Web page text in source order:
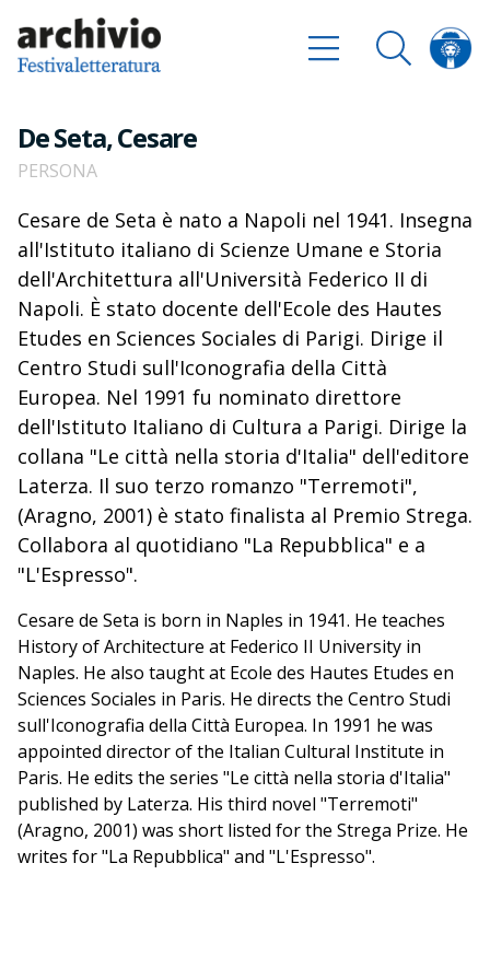
De Seta, Cesare
PERSONA
Cesare de Seta è nato a Napoli nel 1941. Insegna
all'Istituto italiano di Scienze Umane e Storia
dell'Architettura all'Università Federico II di
Napoli. È stato docente dell'Ecole des Hautes
Etudes en Sciences Sociales di Parigi. Dirige il
Centro Studi sull'Iconografia della Città
Europea. Nel 1991 fu nominato direttore
dell'Istituto Italiano di Cultura a Parigi. Dirige la
collana "Le città nella storia d'Italia" dell'editore
Laterza. Il suo terzo romanzo "Terremoti",
(Aragno, 2001) è stato finalista al Premio Strega.
Collabora al quotidiano "La Repubblica" e a
"L'Espresso".
Cesare de Seta is born in Naples in 1941. He teaches
History of Architecture at Federico II University in
Naples. He also taught at Ecole des Hautes Etudes en
Sciences Sociales in Paris. He directs the Centro Studi
sull'Iconografia della Città Europea. In 1991 he was
appointed director of the Italian Cultural Institute in
Paris. He edits the series "Le città nella storia d'Italia"
published by Laterza. His third novel "Terremoti"
(Aragno, 2001) was short listed for the Strega Prize. He
writes for "La Repubblica" and "L'Espresso".